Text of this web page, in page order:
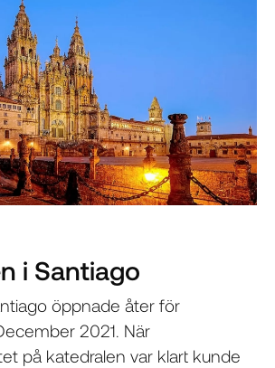
i Santiago
öppnade åter för
2021. När
på katedralen var klart kunde